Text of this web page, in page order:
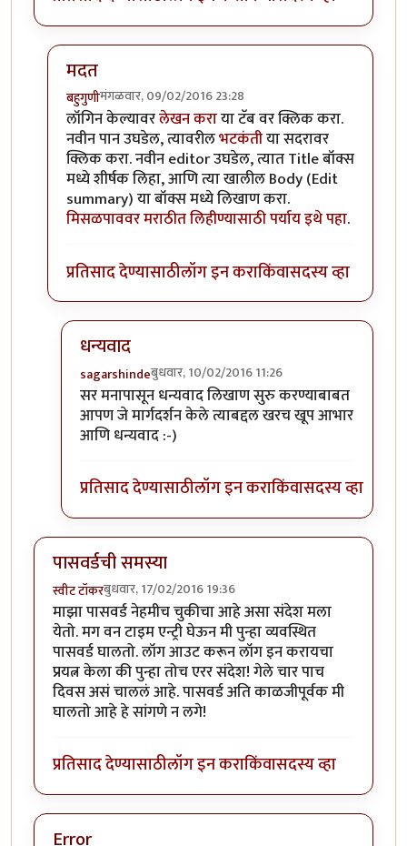
मदत
बहुगुणीमंगळवार, 09/02/2016 23:28
In reply toनवीन लिखाण चालू करणे बाबतby
लॉगिन केल्यावरलेखन कराया टॅब वर क्लिक करा.
नवीन पान उघडेल, त्यावरीलभटकंतीया सदरावर
क्लिक करा. नवीन editor उघडेल, त्यात Title बॉक्स
मध्ये शीर्षक लिहा, आणि त्या खालील Body (Edit
summary) या बॉक्स मध्ये लिखाण करा.
मिसळपाववर मराठीत लिहीण्यासाठी पर्याय इथे पहा.
प्रतिसाद देण्यासाठीलॉग इन कराकिंवासदस्य व्हा
धन्यवाद
sagarshindeबुधवार, 10/02/2016 11:26
In reply toमदतbyबहुगुणी
सर मनापासून धन्यवाद लिखाण सुरु करण्याबाबत
आपण जे मार्गदर्शन केले त्याबद्दल खरच खूप आभार
आणि धन्यवाद :-)
प्रतिसाद देण्यासाठीलॉग इन कराकिंवासदस्य व्हा
पासवर्डची समस्या
स्वीट टॉकरबुधवार, 17/02/2016 19:36
माझा पासवर्ड नेहमीच चुकीचा आहे असा संदेश मला
येतो. मग वन टाइम एन्ट्री घेऊन मी पुन्हा व्यवस्थित
पासवर्ड घालतो. लॉग आउट करून लॉग इन करायचा
प्रयत्न केला की पुन्हा तोच एरर संदेश! गेले चार पाच
दिवस असं चाललं आहे. पासवर्ड अति काळजीपूर्वक मी
घालतो आहे हे सांगणे न लगे!
प्रतिसाद देण्यासाठीलॉग इन कराकिंवासदस्य व्हा
Error